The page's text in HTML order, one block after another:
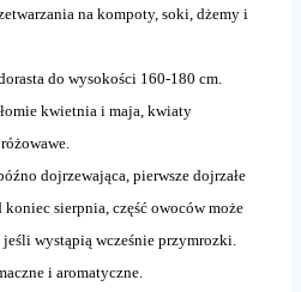
na kompoty, soki, dżemy i
do wysokości 160-180 cm.
kwietnia i maja, kwiaty
dojrzewająca, pierwsze dojrzałe
sierpnia, część owoców może
wystąpią wcześnie przymrozki.
i aromatyczne.